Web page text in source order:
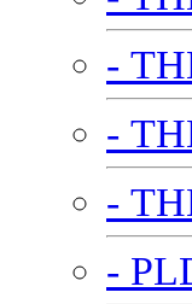
-
-
-
-